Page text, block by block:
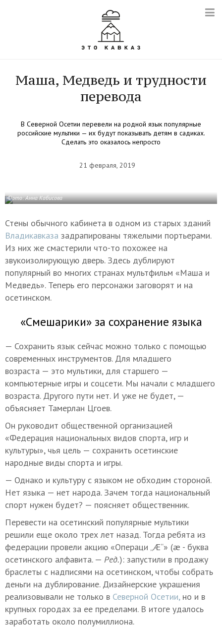
Маша, Медведь и трудности
перевода
В Северной Осетии перевели на родной язык популярные
российские мультики — их будут показывать детям в садиках.
Сделать это оказалось непросто
21 февраля, 2019
Фото: Анна Кабисова
Стены обычного кабинета в одном из старых зданий
Владикавказа задрапированы тяжелыми портьерами.
Из них же смастерили что-то похожее на
звукоизолирующую дверь. Здесь дублируют
популярный во многих странах мультфильм «Маша и
Медведь». Теперь его персонажи заговорят и на
осетинском.
«Смешарики» за сохранение языка
— Сохранить язык сейчас можно только с помощью
современных инструментов. Для младшего
возраста — это мультики, для старшего —
компьютерные игры и соцсети. Мы начали с младшего
возраста. Другого пути нет. И уже не будет, —
объясняет Тамерлан Цгоев.
Он руководит общественной организацией
«Федерация национальных видов спорта, игр и
культуры», чья цель — сохранить осетинские
народные виды спорта и игры.
— Однако и культуру с языком не обходим стороной.
Нет языка — нет народа. Зачем тогда национальный
спорт нужен будет? — поясняет общественник.
Перевести на осетинский популярные мультики
решили еще около трех лет назад. Тогда ребята из
федерации провели акцию «Операци „Æ“» (æ - буква
осетинского алфавита. — Ред.): запустили в продажу
браслеты с надписями на осетинском, чтобы собрать
деньги на дублирование. Дизайнерские украшения
реализовывали не только в Северной Осетии,но и в
крупных городах за ее пределами. В итоге удалось
заработать около полумиллиона.